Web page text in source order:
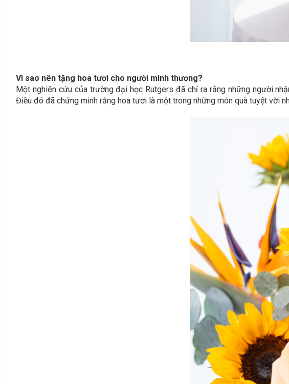
Vì sao nên tặng hoa tươi cho người mình thương?
Một nghiên cứu của trường đại học Rutgers đã chỉ ra rằng những người
Điều đó đã chứng minh rằng hoa tươi là một trong những món quà tuyệt vời